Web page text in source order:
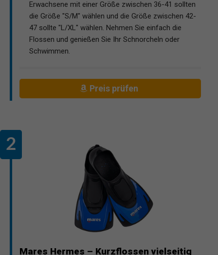
Erwachsene mit einer Größe zwischen 36-41 sollten
die Größe "S/M" wählen und die Größe zwischen 42-
47 sollte "L/XL" wählen. Nehmen Sie einfach die
Flossen und genießen Sie Ihr Schnorcheln oder
Schwimmen.
Preis prüfen
Mares Hermes – Kurzflossen vielseitig